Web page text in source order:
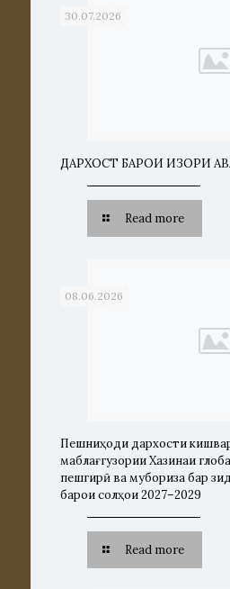
30.07.2026
ДАРХОСТ БАРОИ ИЗҲОРИ
Read more
08.06.2026
Пешниҳоди дархости
маблағгузории Хазинаи
пешгирӣ ва мубориза бар
барои солҳои 2027–2029
Read more